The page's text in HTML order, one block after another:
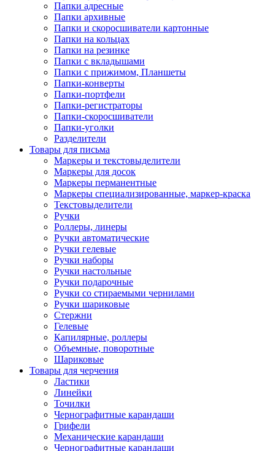
Папки адресные
Папки архивные
Папки и скоросшиватели картонные
Папки на кольцах
Папки на резинке
Папки с вкладышами
Папки с прижимом, Планшеты
Папки-конверты
Папки-портфели
Папки-регистраторы
Папки-скоросшиватели
Папки-уголки
Разделители
Товары для письма
Маркеры и текстовыделители
Маркеры для досок
Маркеры перманентные
Маркеры специализированные, маркер-краска
Текстовыделители
Ручки
Роллеры, линеры
Ручки автоматические
Ручки гелевые
Ручки наборы
Ручки настольные
Ручки подарочные
Ручки со стираемыми чернилами
Ручки шариковые
Стержни
Гелевые
Капилярные, роллеры
Объемные, поворотные
Шариковые
Товары для черчения
Ластики
Линейки
Точилки
Чернографитные карандаши
Грифели
Механические карандаши
Чернографитные карандаши